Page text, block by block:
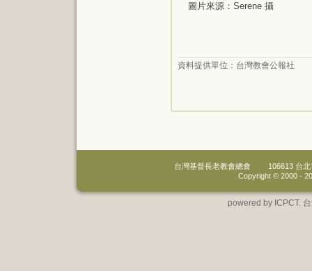
圖片來源：Serene 攝
資料提供單位： 台灣教會公報社
台灣基督長老教會總會
106613 台
Copyright © 2000 -
powered by ICPCT.